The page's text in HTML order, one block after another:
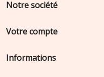
Notre société
Votre compte
Informations